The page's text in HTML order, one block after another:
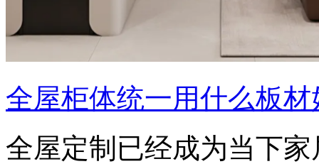
全屋柜体统一用什么板材
全屋定制已经成为当下